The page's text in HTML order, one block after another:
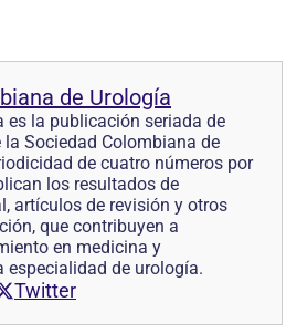
de Urología
es la publicación seriada de
Sociedad Colombiana de
de cuatro números por
los resultados de
artículos de revisión y otros
que contribuyen a
en medicina y
especialidad de urología.
Twitter